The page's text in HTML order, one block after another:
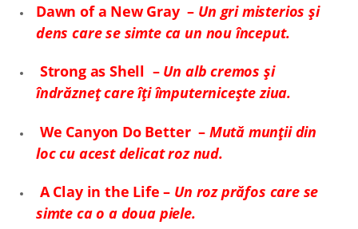
Dawn of a New Gray – Un gri misterios și
dens care se simte ca un nou început.
Strong as Shell – Un alb cremos și
îndrăzneț care îți împuternicește ziua.
We Canyon Do Better – Mută munții din
loc cu acest delicat roz nud.
A Clay in the Life – Un roz prăfos care se
simte ca o a doua piele.